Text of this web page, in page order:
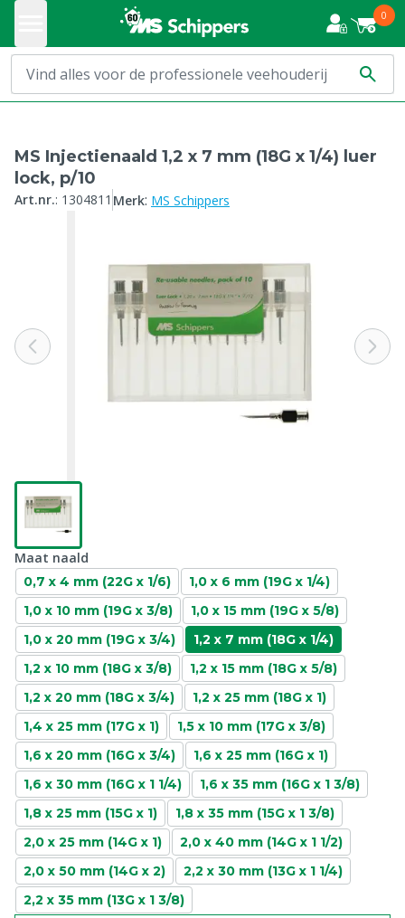
0
MS Injectienaald 1,2 x 7 mm (18G x 1/4) luer
lock, p/10
Art.nr.: 1304811 Merk: MS Schippers
Maat naald
0,7 x 4 mm (22G x 1/6)
1,0 x 6 mm (19G x 1/4)
1,0 x 10 mm (19G x 3/8)
1,0 x 15 mm (19G x 5/8)
1,0 x 20 mm (19G x 3/4)
1,2 x 7 mm (18G x 1/4)
1,2 x 10 mm (18G x 3/8)
1,2 x 15 mm (18G x 5/8)
1,2 x 20 mm (18G x 3/4)
1,2 x 25 mm (18G x 1)
1,4 x 25 mm (17G x 1)
1,5 x 10 mm (17G x 3/8)
1,6 x 20 mm (16G x 3/4)
1,6 x 25 mm (16G x 1)
1,6 x 30 mm (16G x 1 1/4)
1,6 x 35 mm (16G x 1 3/8)
1,8 x 25 mm (15G x 1)
1,8 x 35 mm (15G x 1 3/8)
2,0 x 25 mm (14G x 1)
2,0 x 40 mm (14G x 1 1/2)
2,0 x 50 mm (14G x 2)
2,2 x 30 mm (13G x 1 1/4)
2,2 x 35 mm (13G x 1 3/8)